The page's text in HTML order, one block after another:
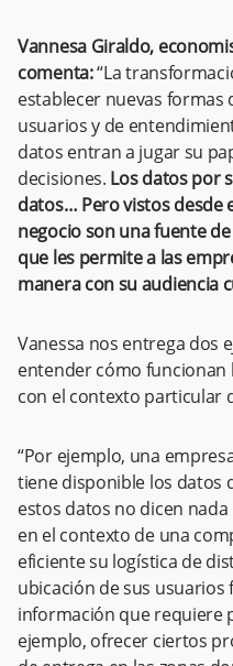
Vannesa Giraldo,
comenta:“La
establecer nuevas
usuarios y de
datos entran a jugar su
decisiones. Los datos por
datos… Pero vistos desde
negocio son una fuente
que les permite a las
manera con su audiencia
Vanessa nos entrega dos
entender cómo funcionan
con el contexto particular
“Por ejemplo, una
tiene disponible los datos
estos datos no dicen
en el contexto de una
eficiente su logística de
ubicación de sus usuarios
información que requiere
ejemplo, ofrecer ciertos